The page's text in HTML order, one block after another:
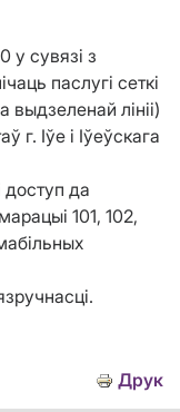
у сувязі з
паслугі сеткі
выдзеленай лiнii)
г. Iўe і Iўeўскага
да
101, 102,
Друк